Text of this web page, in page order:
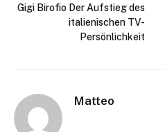
Gigi Birofio Der Aufstieg des
italienischen TV-
Persönlichkeit
Matteo